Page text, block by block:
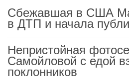
Сбежавшая в США
в ДТП и начала
Непристойная
Самойловой с едой
поклонников